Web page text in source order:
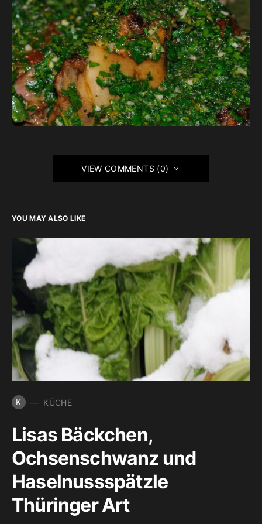
VIEW COMMENTS (0)
YOU MAY ALSO LIKE
K KÜCHE
Lisas Bäckchen,
Ochsenschwanz und
Haselnussspätzle
Thüringer Art